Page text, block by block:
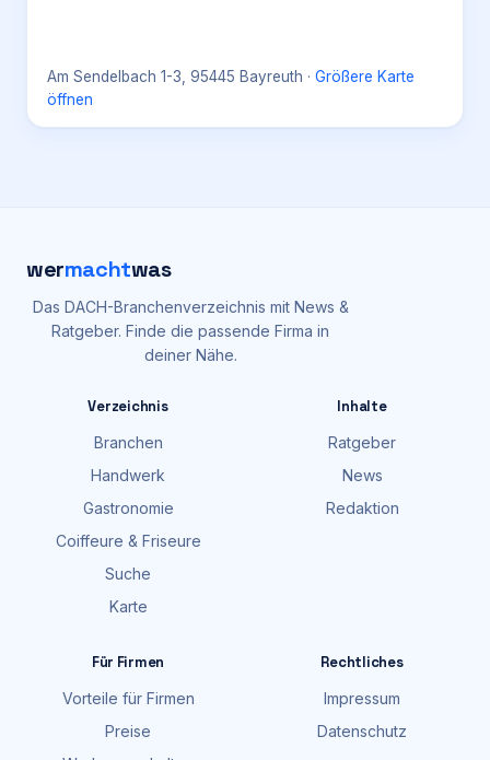
Am Sendelbach 1-3, 95445 Bayreuth · Größere Karte
öffnen
wermachtwas
Das DACH-Branchenverzeichnis mit News &
Ratgeber. Finde die passende Firma in
deiner Nähe.
Verzeichnis
Branchen
Handwerk
Gastronomie
Coiffeure & Friseure
Suche
Karte
Inhalte
Ratgeber
News
Redaktion
Für Firmen
Vorteile für Firmen
Preise
Rechtliches
Impressum
Datenschutz